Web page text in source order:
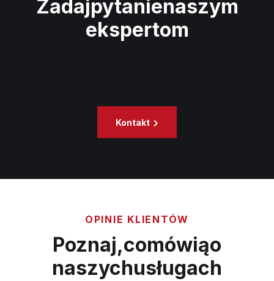
Zadajpytanienaszym
ekspertom
Kontakt
OPINIE KLIENTÓW
Poznaj,comówiąo
naszychusługach